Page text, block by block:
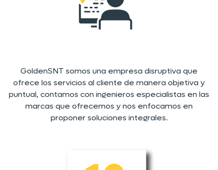
GoldenSNT somos una empresa disruptiva que
ofrece los servicios al cliente de manera objetiva y
puntual, contamos con ingenieros especialistas en las
marcas que ofrecemos y nos enfocamos en
proponer soluciones integrales.